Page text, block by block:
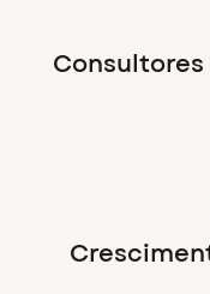
Consultores